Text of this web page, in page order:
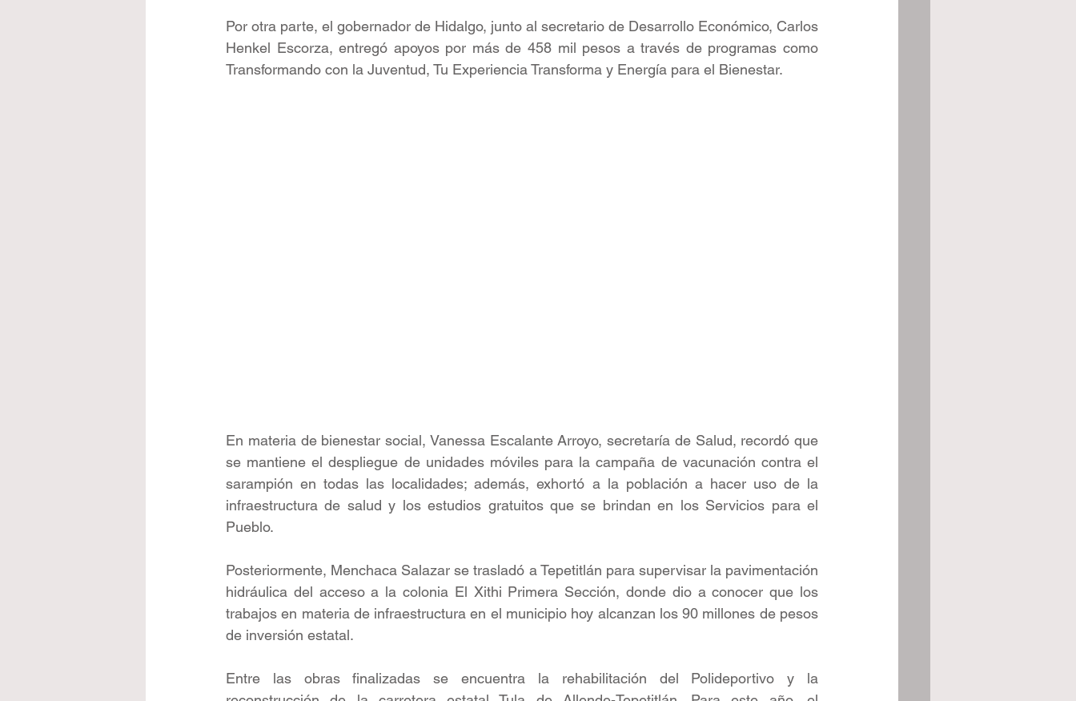
Por otra parte, el gobernador de Hidalgo, junto al secretario de Desarrollo Económico, Carlos
Henkel Escorza, entregó apoyos por más de 458 mil pesos a través de programas como
Transformando con la Juventud, Tu Experiencia Transforma y Energía para el Bienestar.
En materia de bienestar social, Vanessa Escalante Arroyo, secretaría de Salud, recordó que
se mantiene el despliegue de unidades móviles para la campaña de vacunación contra el
sarampión en todas las localidades; además, exhortó a la población a hacer uso de la
infraestructura de salud y los estudios gratuitos que se brindan en los Servicios para el
Pueblo.
Posteriormente, Menchaca Salazar se trasladó a Tepetitlán para supervisar la pavimentación
hidráulica del acceso a la colonia El Xithi Primera Sección, donde dio a conocer que los
trabajos en materia de infraestructura en el municipio hoy alcanzan los 90 millones de pesos
de inversión estatal.
Entre las obras finalizadas se encuentra la rehabilitación del Polideportivo y la